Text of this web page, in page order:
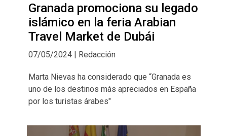
Granada promociona su legado
islámico en la feria Arabian
Travel Market de Dubái
07/05/2024 | Redacción
Marta Nievas ha considerado que “Granada es
uno de los destinos más apreciados en España
por los turistas árabes"